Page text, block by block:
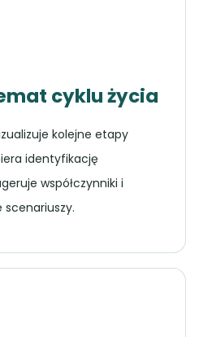
cyklu życia
kolejne etapy
identyfikację
współczynniki i